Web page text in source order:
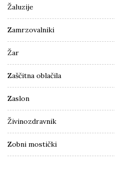
Žaluzije
Zamrzovalniki
Žar
Zaščitna oblačila
Zaslon
Živinozdravnik
Zobni mostički